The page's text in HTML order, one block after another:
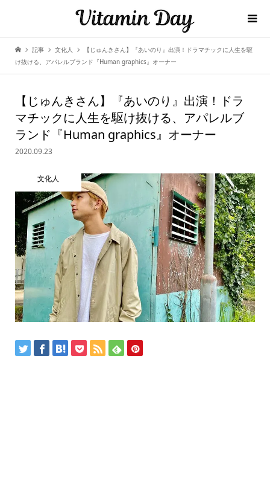
記事 文化人
【じゅんきさん】『あいのり』出演！ドラマチックに人生を駆
け抜ける、アパレルブランド『Human graphics』オーナー
【じゅんきさん】『あいのり』出演！ドラ
マチックに人生を駆け抜ける、アパレルブ
ランド『Human graphics』オーナー
2020.09.23
文化人